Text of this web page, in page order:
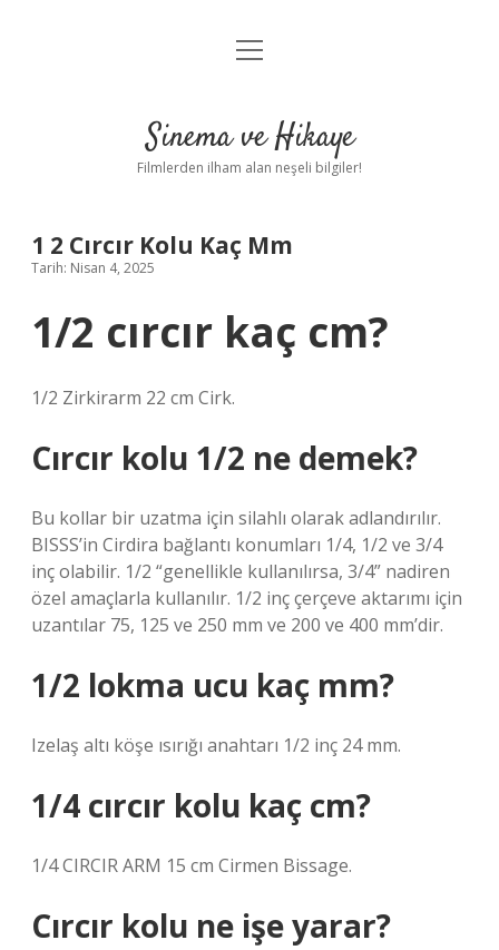
Gizlilik Politikası
Yasal Uyarı
menüyü
Sinema ve Hikaye
Filmlerden ilham alan neşeli bilgiler!
1 2 Cırcır Kolu Kaç Mm
Tarih: Nisan 4, 2025
1/2 cırcır kaç cm?
1/2 Zirkirarm 22 cm Cirk.
Cırcır kolu 1/2 ne demek?
Bu kollar bir uzatma için silahlı olarak adlandırılır.
BISSS’in Cirdira bağlantı konumları 1/4, 1/2 ve 3/4
inç olabilir. 1/2 “genellikle kullanılırsa, 3/4” nadiren
özel amaçlarla kullanılır. 1/2 inç çerçeve aktarımı için
uzantılar 75, 125 ve 250 mm ve 200 ve 400 mm’dir.
1/2 lokma ucu kaç mm?
Izelaş altı köşe ısırığı anahtarı 1/2 inç 24 mm.
1/4 cırcır kolu kaç cm?
1/4 CIRCIR ARM 15 cm Cirmen Bissage.
Cırcır kolu ne işe yarar?